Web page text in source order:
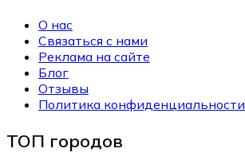
О нас
Связаться с нами
Реклама на сайте
Блог
Отзывы
Политика конфиденциальности
ТОП городов